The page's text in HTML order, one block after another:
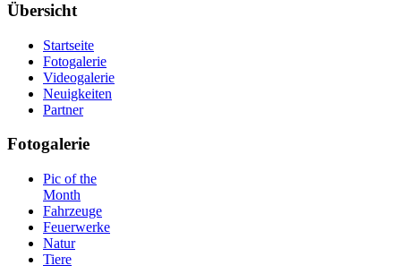
Übersicht
Startseite
Fotogalerie
Videogalerie
Neuigkeiten
Partner
Fotogalerie
Pic of the
Month
Fahrzeuge
Feuerwerke
Natur
Tiere